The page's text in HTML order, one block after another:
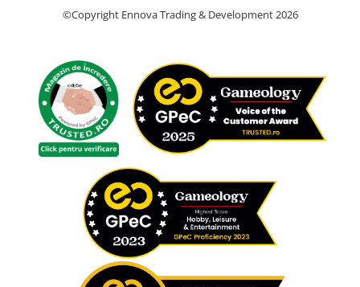
©Copyright Ennova Trading & Development 2026